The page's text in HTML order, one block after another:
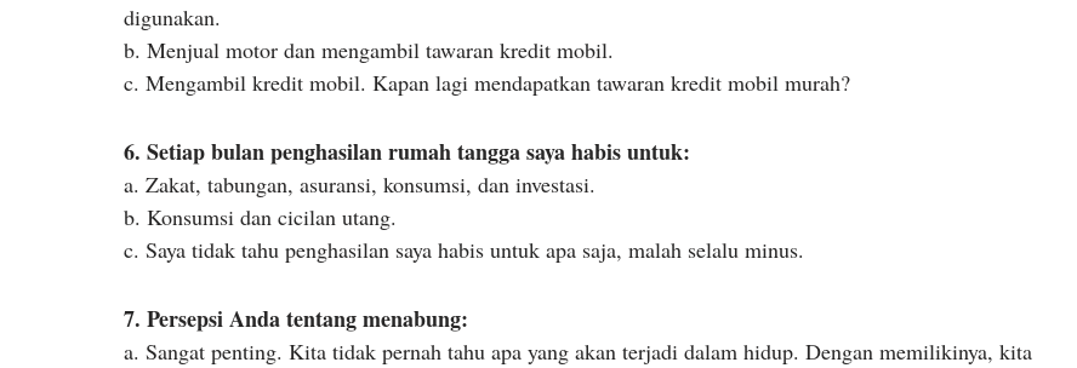
digunakan.
b. Menjual motor dan mengambil tawaran kredit mobil.
c. Mengambil kredit mobil. Kapan lagi mendapatkan tawaran kredit mobil murah?
6. Setiap bulan penghasilan rumah tangga saya habis untuk:
a. Zakat, tabungan, asuransi, konsumsi, dan investasi.
b. Konsumsi dan cicilan utang.
c. Saya tidak tahu penghasilan saya habis untuk apa saja, malah selalu minus.
7. Persepsi Anda tentang menabung:
a. Sangat penting. Kita tidak pernah tahu apa yang akan terjadi dalam hidup. Dengan memilikinya, kita